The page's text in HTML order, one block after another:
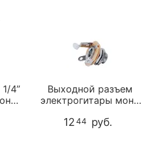
4”
Выходной разъем
электрогитары моно
1244 руб.